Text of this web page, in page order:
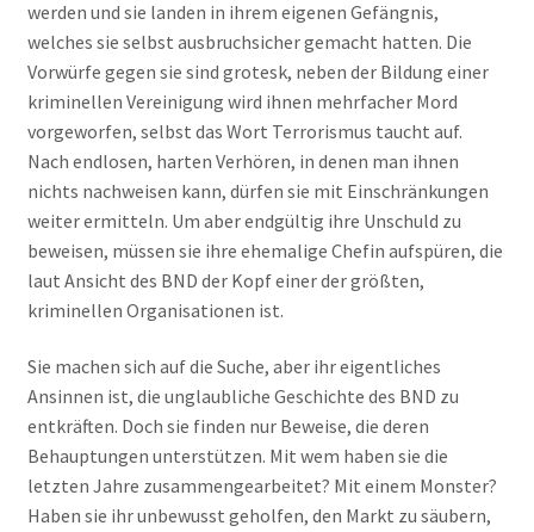
werden und sie landen in ihrem eigenen Gefängnis,
welches sie selbst ausbruchsicher gemacht hatten. Die
Vorwürfe gegen sie sind grotesk, neben der Bildung einer
kriminellen Vereinigung wird ihnen mehrfacher Mord
vorgeworfen, selbst das Wort Terrorismus taucht auf.
Nach endlosen, harten Verhören, in denen man ihnen
nichts nachweisen kann, dürfen sie mit Einschränkungen
weiter ermitteln. Um aber endgültig ihre Unschuld zu
beweisen, müssen sie ihre ehemalige Chefin aufspüren, die
laut Ansicht des BND der Kopf einer der größten,
kriminellen Organisationen ist.
Sie machen sich auf die Suche, aber ihr eigentliches
Ansinnen ist, die unglaubliche Geschichte des BND zu
entkräften. Doch sie finden nur Beweise, die deren
Behauptungen unterstützen. Mit wem haben sie die
letzten Jahre zusammengearbeitet? Mit einem Monster?
Haben sie ihr unbewusst geholfen, den Markt zu säubern,